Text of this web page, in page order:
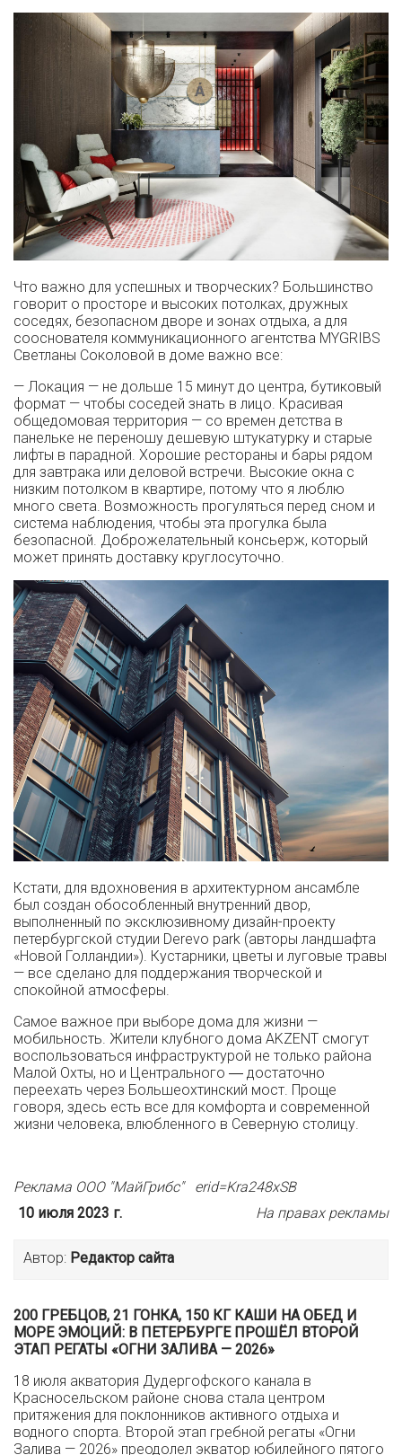
Что важно для успешных и творческих? Большинство
говорит о просторе и высоких потолках, дружных
соседях, безопасном дворе и зонах отдыха, а для
сооснователя коммуникационного агентства MYGRIBS
Светланы Соколовой в доме важно все:
— Локация — не дольше 15 минут до центра, бутиковый
формат — чтобы соседей знать в лицо. Красивая
общедомовая территория — со времен детства в
панельке не переношу дешевую штукатурку и старые
лифты в парадной. Хорошие рестораны и бары рядом
для завтрака или деловой встречи. Высокие окна с
низким потолком в квартире, потому что я люблю
много света. Возможность прогуляться перед сном и
система наблюдения, чтобы эта прогулка была
безопасной. Доброжелательный консьерж, который
может принять доставку круглосуточно.
Кстати, для вдохновения в архитектурном ансамбле
был создан обособленный внутренний двор,
выполненный по эксклюзивному дизайн-проекту
петербургской студии Derevo park (авторы ландшафта
«Новой Голландии»). Кустарники, цветы и луговые травы
— все сделано для поддержания творческой и
спокойной атмосферы.
Самое важное при выборе дома для жизни —
мобильность. Жители клубного дома AKZENT смогут
воспользоваться инфраструктурой не только района
Малой Охты, но и Центрального ― достаточно
переехать через Большеохтинский мост. Проще
говоря, здесь есть все для комфорта и современной
жизни человека, влюбленного в Северную столицу.
Реклама ООО "МайГрибс" erid=Kra248xSB
На правах рекламы
10 июля 2023 г.
Автор: Редактор сайта
200 ГРЕБЦОВ, 21 ГОНКА, 150 КГ КАШИ НА ОБЕД И
МОРЕ ЭМОЦИЙ: В ПЕТЕРБУРГЕ ПРОШЁЛ ВТОРОЙ
ЭТАП РЕГАТЫ «ОГНИ ЗАЛИВА — 2026»
18 июля акватория Дудергофского канала в
Красносельском районе снова стала центром
притяжения для поклонников активного отдыха и
водного спорта. Второй этап гребной регаты «Огни
Залива — 2026» преодолел экватор юбилейного пятого